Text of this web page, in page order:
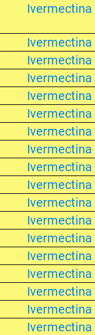
Ivermectina
Ivermectina
Ivermectina
Ivermectina
Ivermectina
Ivermectina
Ivermectina
Ivermectina
Ivermectina
Ivermectina
Ivermectina
Ivermectina
Ivermectina
Ivermectina
Ivermectina
Ivermectina
Ivermectina
Ivermectina